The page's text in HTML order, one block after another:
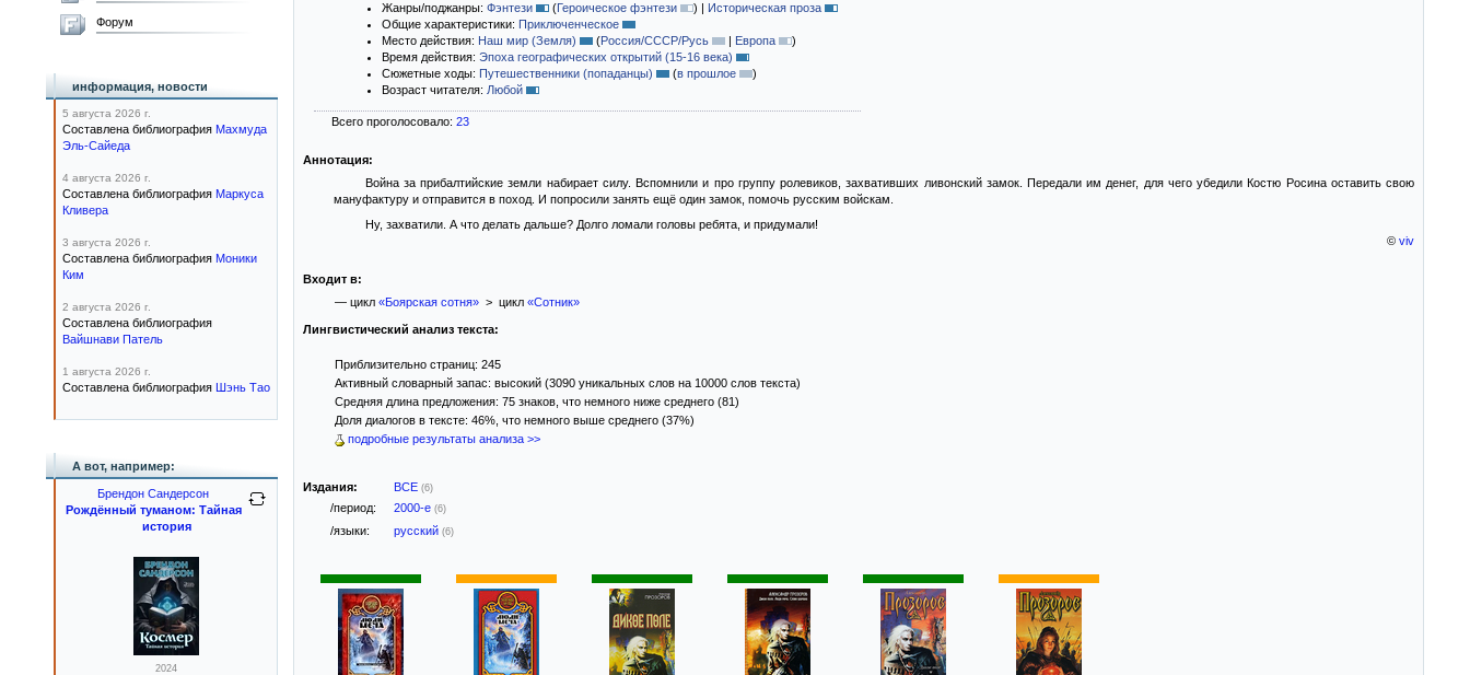
Жанры/поджанры: Фэнтези (Героическое фэнтези ) | Историческая проза
Общие характеристики: Приключенческое
Место действия: Наш мир (Земля) (Россия/СССР/Русь | Европа
)
Время действия: Эпоха географических открытий (15-16 века)
Сюжетные ходы: Путешественники (попаданцы) (в прошлое
)
Возраст читателя: Любой
Всего проголосовало: 23
Аннотация:
Война за прибалтийские земли набирает силу. Вспомнили и про группу ролевиков, захвативших ливонский замок. Передали им денег, для чего убедили Костю Росина оставить свою
мануфактуру и отправится в поход. И попросили занять ещё один замок, помочь русским войскам.
Ну, захватили. А что делать дальше? Долго ломали головы ребята, и придумали!
© viv
Входит в:
— цикл «Боярская сотня»> цикл «Сотник»
Лингвистический анализ текста:
Приблизительно страниц: 245
Активный словарный запас: высокий (3090 уникальных слов на 10000 слов текста)
Средняя длина предложения: 75 знаков, что немного ниже среднего (81)
Доля диалогов в тексте: 46%, что немного выше среднего (37%)
подробные результаты анализа >>
Издания: ВСЕ (6)
/период: 2000-е (6)
/языки: русский (6)
Форум
информация, новости
5 августа 2026 г.
Составлена библиография Махмуда
Эль-Сайеда
4 августа 2026 г.
Составлена библиография Маркуса
Кливера
3 августа 2026 г.
Составлена библиография Моники
Ким
2 августа 2026 г.
Составлена библиография
Вайшнави Патель
1 августа 2026 г.
Составлена библиография Шэнь Тао
А вот, например:
Брендон Сандерсон
Рождённый туманом: Тайная
история
2024